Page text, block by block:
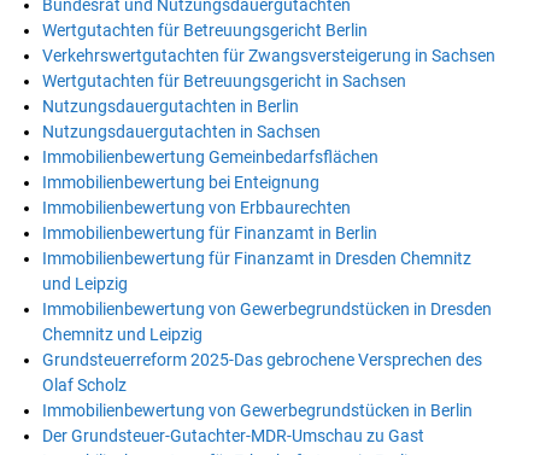
Bundesrat und Nutzungsdauergutachten
Wertgutachten für Betreuungsgericht Berlin
Verkehrswertgutachten für Zwangsversteigerung in Sachsen
Wertgutachten für Betreuungsgericht in Sachsen
Nutzungsdauergutachten in Berlin
Nutzungsdauergutachten in Sachsen
Immobilienbewertung Gemeinbedarfsflächen
Immobilienbewertung bei Enteignung
Immobilienbewertung von Erbbaurechten
Immobilienbewertung für Finanzamt in Berlin
Immobilienbewertung für Finanzamt in Dresden Chemnitz
und Leipzig
Immobilienbewertung von Gewerbegrundstücken in Dresden
Chemnitz und Leipzig
Grundsteuerreform 2025-Das gebrochene Versprechen des
Olaf Scholz
Immobilienbewertung von Gewerbegrundstücken in Berlin
Der Grundsteuer-Gutachter-MDR-Umschau zu Gast